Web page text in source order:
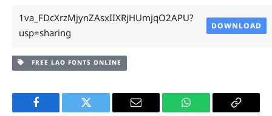
1va_FDcXrzMjynZAsxIIXRjHUmjqO2APU?
usp=sharing
DOWNLOAD
FREE LAO FONTS ONLINE
Facebook Twitter Email WhatsApp Copy